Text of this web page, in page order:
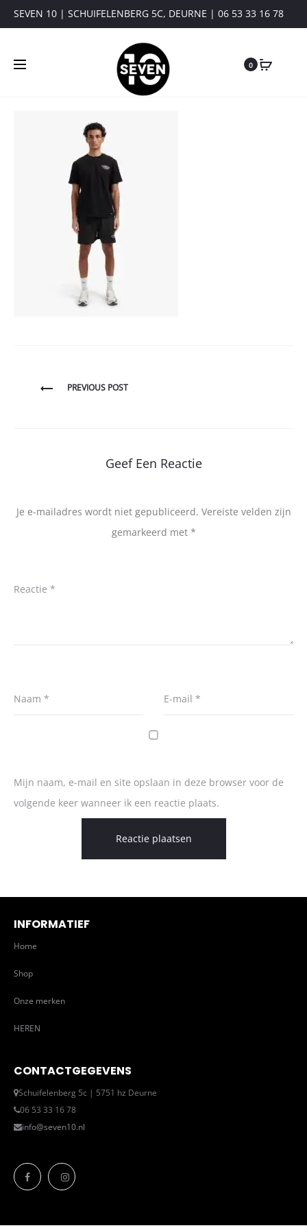
SEVEN 10 | SCHUIFELENBERG 5C, DEURNE | 06 53 33 16 78
0
BerichtPREVIOUS POST
Geef Een Reactie
Je e-mailadres wordt niet gepubliceerd. Vereiste velden zijn
gemarkeerd met *
Reactie *
Naam * E-mail *
Mijn naam, e-mail en site opslaan in deze browser voor de
volgende keer wanneer ik een reactie plaats.
INFORMATIEF
Home
Shop
Onze merken
HEREN
CONTACTGEGEVENS
Schuifelenberg 5c | 5751 hz Deurne
06 53 33 16 78
info@seven10.nl